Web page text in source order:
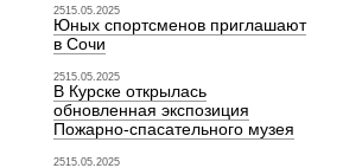
2515.05.2025
Юных спортсменов приглашают
в Сочи
2515.05.2025
В Курске открылась
обновленная экспозиция
Пожарно-спасательного музея
2515.05.2025